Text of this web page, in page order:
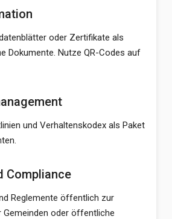
oder Zertifikate als
Dokumente. Nutze QR-Codes auf
und Verhaltenskodex als Paket
Compliance
Reglemente öffentlich zur
Gemeinden oder öffentliche